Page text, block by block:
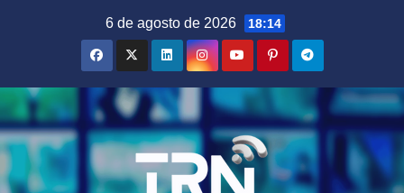
6 de agosto de 2026 18:14